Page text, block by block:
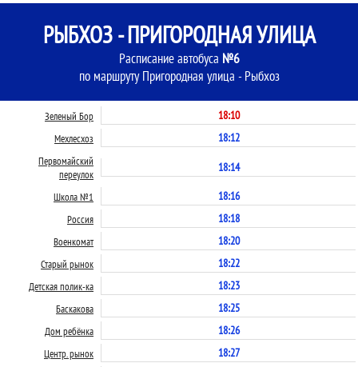
РЫБХОЗ - ПРИГОРОДНАЯ УЛИЦА
Расписание автобуса №6
по маршруту Пригородная улица - Рыбхоз
Зеленый Бор 18:10
Мехлесхоз 18:12
Первомайский
переулок
18:14
Школа №1 18:16
Россия 18:18
Военкомат 18:20
Старый рынок 18:22
Детская полик-ка 18:23
Баскакова 18:25
Дом ребёнка 18:26
Центр. рынок 18:27